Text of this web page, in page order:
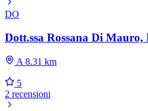
DO
Dott.ssa Rossana Di Mauro,
A 8.31 km
5
2 recensioni